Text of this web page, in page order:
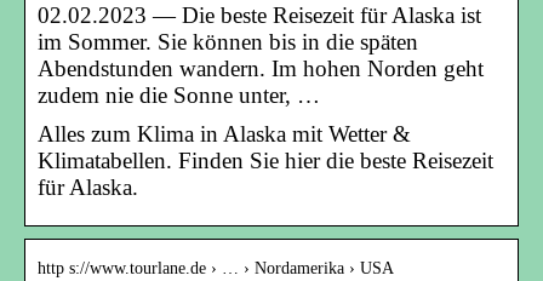
02.02.2023 — Die beste Reisezeit für Alaska ist
im Sommer. Sie können bis in die späten
Abendstunden wandern. Im hohen Norden geht
zudem nie die Sonne unter, …
Alles zum Klima in Alaska mit Wetter &
Klimatabellen. Finden Sie hier die beste Reisezeit
für Alaska.
http s://www.tourlane.de › … › Nordamerika › USA